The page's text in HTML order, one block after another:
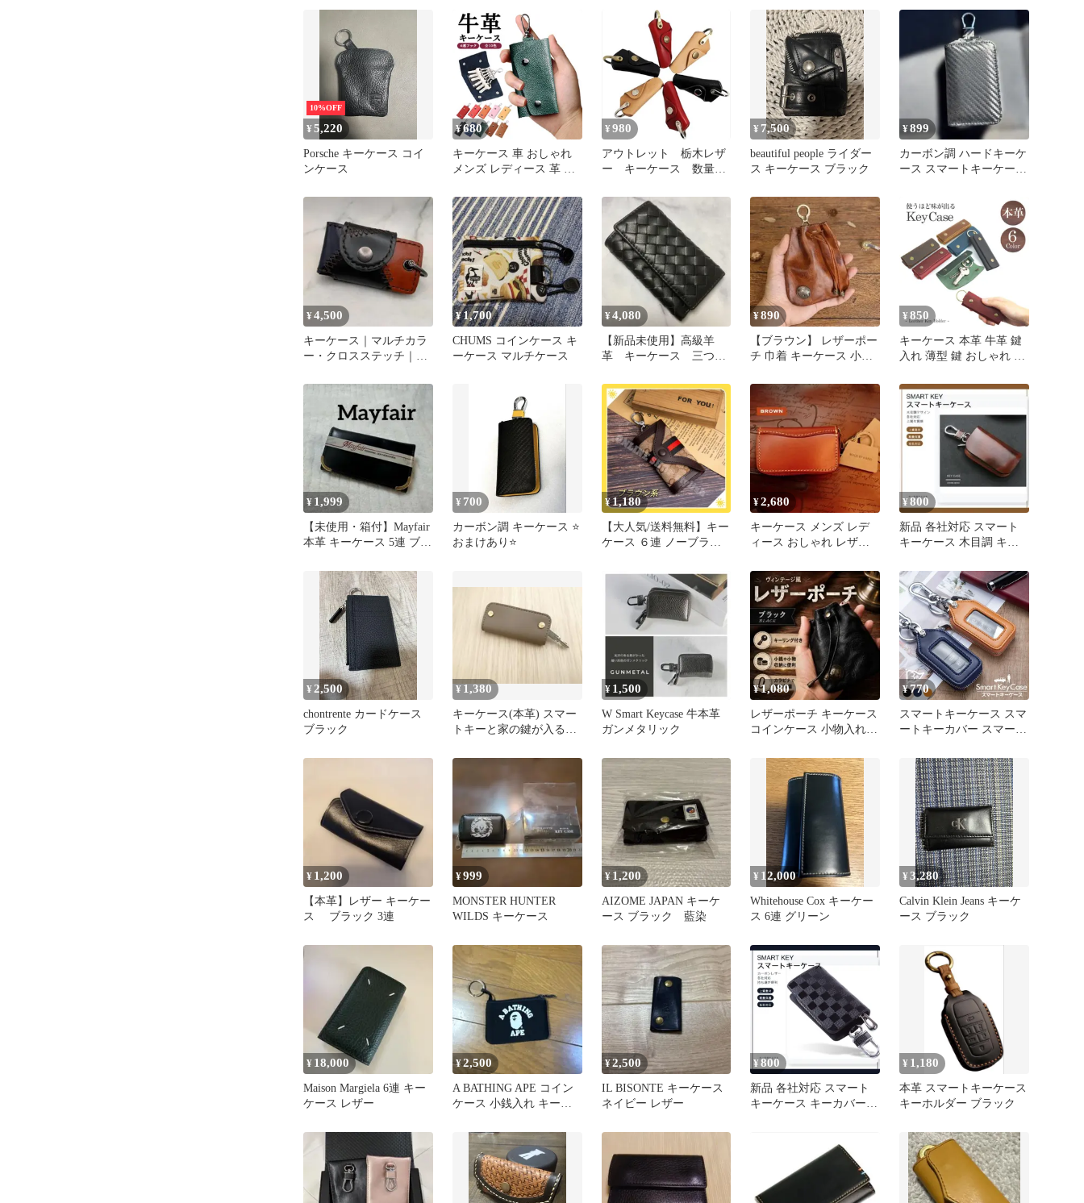
10%OFF
¥5,220
Porsche キーケース コイ
ンケース
¥680
キーケース 車 おしゃれ
メンズ レディース 革 ス
かわいい ノーブランド
20代 30代 40代 50代
¥ 980
アウトレット 栃木レザ
ー キーケース 数量限
革 牛革 タンニン
鍵 スマートキー バイ
ク 自転車 車 子供
用 自分用 ご自宅用
友達 彼氏 彼女 金
庫 倉庫 会社 オフィ
ス 別荘 プレゼント
ギフト
¥ 7,500
beautiful people ライダー
ス キーケース ブラック
¥899
カーボン調 ハードキーケ
ース スマートキーケース
¥4,500
キーケース｜マルチカラ
ー・クロスステッチ｜本
¥1,700
CHUMS コインケース キ
ーケース マルチケース
¥4,080
【新品未使用】高級羊
革 キーケース 三つ折
黒 高見え
¥890
【ブラウン】 レザーポー
チ 巾着 キーケース 小銭
ージ
¥850
キーケース 本革 牛革 鍵
入れ 薄型 鍵 おしゃれ 高
ンズ ウィメンズ PR-
18Y017
¥ 1,999
【未使用・箱付】Mayfair
本革 キーケース 5連 ブラ
¥ 700
カーボン調 キーケース ⭐️
おまけあり⭐️
¥1,180
【大人気/送料無料】キー
ケース ６連 ノーブラン
おしゃれ 誕生日 記念品
プレゼント
¥2,680
キーケース メンズ レデ
ィース おしゃれ レザー
¥800
新品 各社対応 スマート
キーケース 木目調 キー
¥2,500
chontrente カードケース
ブラック
¥ 1,380
キーケース(本革) スマー
トキーと家の鍵が入るス
¥ 1,500
W Smart Keycase 牛本革
ガンメタリック
¥1,080
レザーポーチ キーケース
コインケース 小物入れ
¥770
スマートキーケース スマ
ートキーカバー スマート
ラビナ付き 多機能 窓付
き 3色 3カラー メンズ キ
ーホルダー 車キーカバー
¥ 1,200
【本革】レザー キーケー
ス ブラック 3連
¥999
MONSTER HUNTER
WILDS キーケース
¥ 1,200
AIZOME JAPAN キーケ
ース ブラック 藍染
¥ 12,000
Whitehouse Cox キーケー
ス 6連 グリーン
¥3,280
Calvin Klein Jeans キーケ
ース ブラック
¥ 18,000
Maison Margiela 6連 キー
ケース レザー
¥2,500
A BATHING APE コイン
ケース 小銭入れ キーリ
¥2,500
IL BISONTE キーケース
ネイビー レザー
¥ 800
新品 各社対応 スマート
キーケース キーカバー
¥ 1,180
本革 スマートキーケース
キーホルダー ブラック